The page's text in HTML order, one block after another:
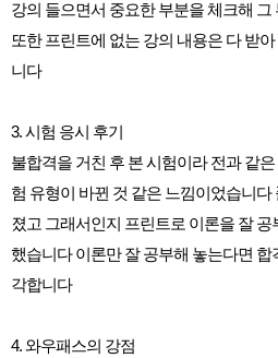
강의 들으면서 중요한 부분을 체크해
또한 프린트에 없는 강의 내용은 다 받
니다
3. 시험 응시 후기
불합격을 거친 후 본 시험이라 전과 같
험 유형이 바뀐 것 같은 느낌이었습니다
졌고 그래서인지 프린트로 이론을 잘
했습니다 이론만 잘 공부해 놓는다면
각합니다
4. 와우패스의 강점